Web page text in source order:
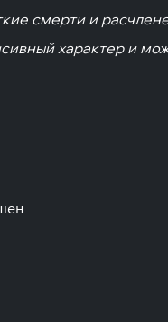
смерти и
характер и